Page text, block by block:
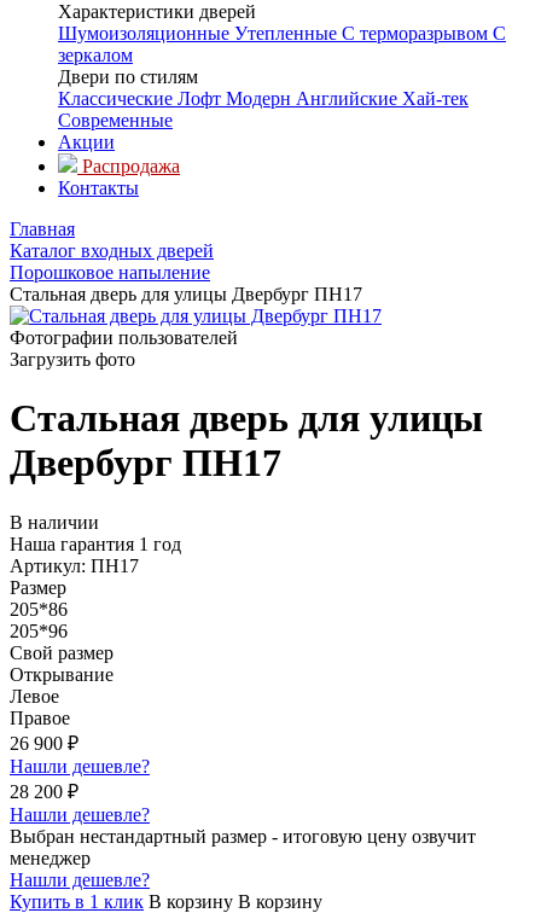
Характеристики дверей
Шумоизоляционные Утепленные С терморазрывом С
зеркалом
Двери по стилям
Классические Лофт Модерн Английские Хай-тек
Современные
Акции
Распродажа
Контакты
Главная
Каталог входных дверей
Порошковое напыление
Стальная дверь для улицы Двербург ПН17
Фотографии пользователей
Загрузить фото
Стальная дверь для улицы
Двербург ПН17
В наличии
Наша гарантия 1 год
Артикул: ПН17
Размер
205*86
205*96
Свой размер
Открывание
Левое
Правое
26 900 ₽
Нашли дешевле?
28 200 ₽
Нашли дешевле?
Выбран нестандартный размер - итоговую цену озвучит
менеджер
Нашли дешевле?
Купить в 1 клик В корзину В корзину